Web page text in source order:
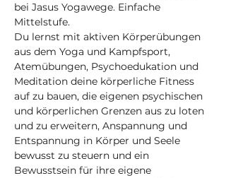
bei Jasus Yogawege. Einfache
Mittelstufe.
Du lernst mit aktiven Körperübungen
aus dem Yoga und Kampfsport,
Atemübungen, Psychoedukation und
Meditation deine körperliche Fitness
auf zu bauen, die eigenen psychischen
und körperlichen Grenzen aus zu loten
und zu erweitern, Anspannung und
Entspannung in Körper und Seele
bewusst zu steuern und ein
Bewusstsein für ihre eigene